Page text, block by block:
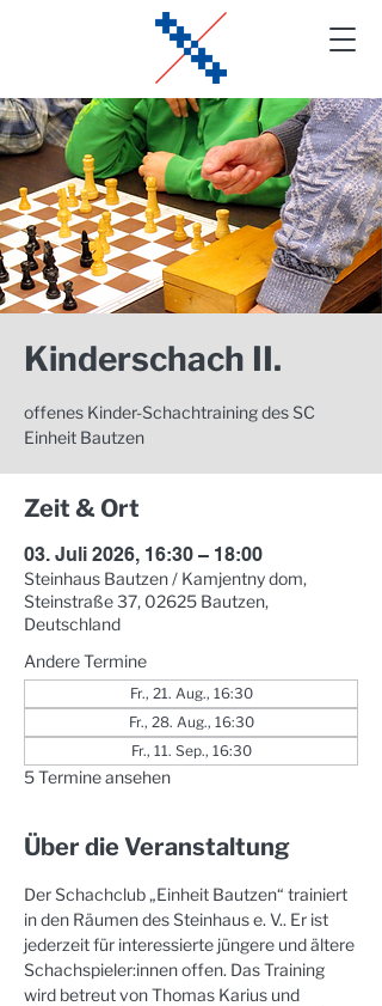
Kinderschach II.
offenes Kinder-Schachtraining des SC
Einheit Bautzen
Zeit & Ort
03. Juli 2026, 16:30 – 18:00
Steinhaus Bautzen / Kamjentny dom,
Steinstraße 37, 02625 Bautzen,
Deutschland
Andere Termine
Fr., 21. Aug., 16:30
Fr., 28. Aug., 16:30
Fr., 11. Sep., 16:30
5 Termine ansehen
Über die Veranstaltung
Der Schachclub „Einheit Bautzen“ trainiert
in den Räumen des Steinhaus e. V.. Er ist
jederzeit für interessierte jüngere und ältere
Schachspieler:innen offen. Das Training
wird betreut von Thomas Karius und